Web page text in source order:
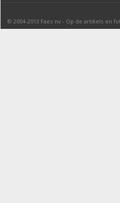
© 2004-2013 Faes nv - Op de artikels en